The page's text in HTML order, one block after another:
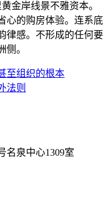
金岸线景不雅资本。
心的购房体验。连系底
律感。不形成的任何要
侧。
至组织的根本
法则
名泉中心1309室